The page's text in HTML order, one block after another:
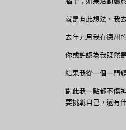
就是有此想法，我
去年九月我在德州
你或許認為我既然
結果我從一個一門
對此我一點都不傷
要挑戰自己，還有